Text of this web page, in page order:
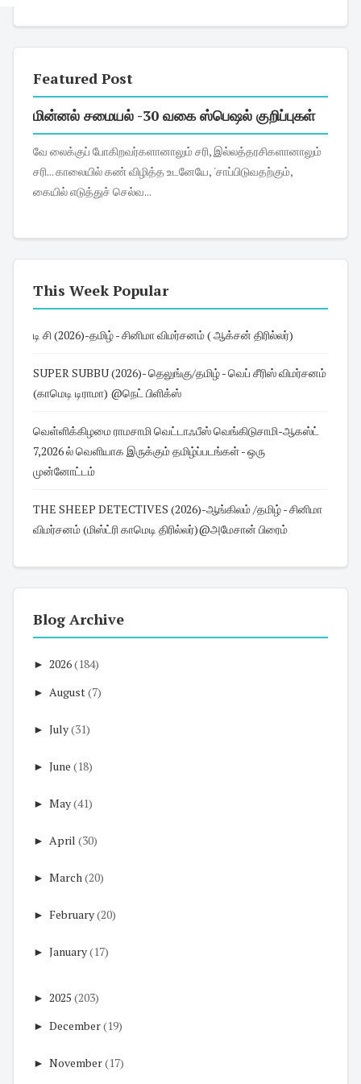
Featured Post
மின்னல் சமையல் -30 வகை ஸ்பெஷல் குறிப்புகள்
வே லைக்குப் போகிறவர்களானாலும் சரி, இல்லத்தரசிகளானாலும்
சரி... காலையில் கண் விழித்த உடனேயே, 'சாப்பிடுவதற்கும்,
கையில் எடுத்துச் செல்வ...
This Week Popular
டி சி (2026)-தமிழ் - சினிமா விமர்சனம் ( ஆக்சன் திரில்லர்)
SUPER SUBBU (2026)- தெலுங்கு/தமிழ் - வெப் சீரிஸ் விமர்சனம்
(காமெடி டிராமா) @நெட் பிளிக்ஸ்
வெள்ளிக்கிழமை ராமசாமி வெட்டாஃபீஸ் வெங்கிடுசாமி-ஆகஸ்ட்
7,2026 ல் வெளியாக இருக்கும் தமிழ்ப்படங்கள் - ஒரு
முன்னோட்டம்
THE SHEEP DETECTIVES (2026)-ஆங்கிலம் /தமிழ் - சினிமா
விமர்சனம் (மிஸ்ட்ரி காமெடி திரில்லர்)@அமேசான் பிரைம்
Blog Archive
► 2026(184)
► August(7)
► July(31)
► June (18)
► May(41)
► April (30)
► March(20)
► February(20)
► January(17)
► 2025 (203)
► December(19)
► November(17)